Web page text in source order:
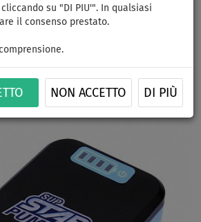
su "DI PIU'". In qualsiasi
il consenso prestato.
NON ACCETTO DI PIÙ
12V uso SUP
Next